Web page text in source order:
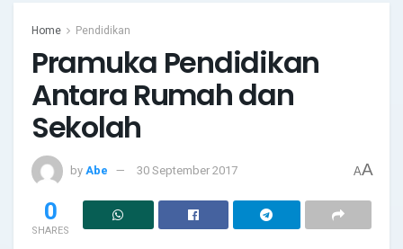
Home Pendidikan
Pramuka Pendidikan
Antara Rumah dan
Sekolah
byAbe 30 September 2017 AA
0
SHARES